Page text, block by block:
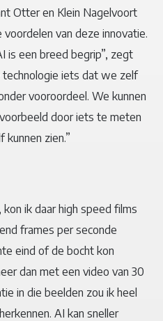
Otter en Klein Nagelvoort
van deze innovatie.
is een breed begrip”, zegt
iets dat we zelf
vooroordeel. We kunnen
door iets te meten
zien.”
ik daar high speed films
frames per seconde
eind of de bocht kon
dan met een video van 30
in die beelden zou ik heel
AI kan sneller